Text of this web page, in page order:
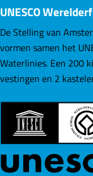
d
e
z
e
p
g
n
a
o
d
e
z
e
p
g
i
n
a
o
d
e
z
e
p
g
a
o
UNESCO
De Stelling van
vormen samen het
Waterlinies. Een 200
vestingen en 2